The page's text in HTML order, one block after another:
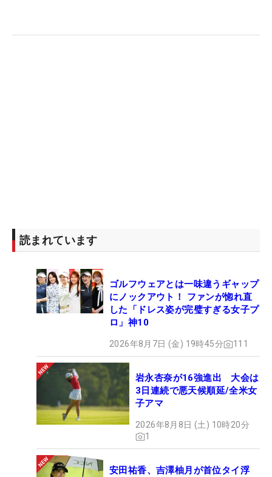
読まれています
ゴルフウェアとは一味違うギャップ
にノックアウト！ ファンが惚れ直
した「ドレス姿が完璧すぎる女子プ
ロ」神10
2026年8月7日 (金) 19時45分 111
岩永杏奈が16強進出 大会は
3日連続で悪天候順延/全米女
子アマ
2026年8月8日 (土) 10時20分
1
安田祐香、吉澤柚月が首位タイ浮